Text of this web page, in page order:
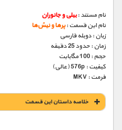
نام مستند :بیلی و جانوران
نام این قسمت :پر‌ها و نیش‌ها
زبان : دوبله فارسی
زمان : حدود 25 دقیقه
حجم : 100 مگابایت
کیفیت : 576p (عالی)
فرمت : MKV
خلاصه داستان این قسمت